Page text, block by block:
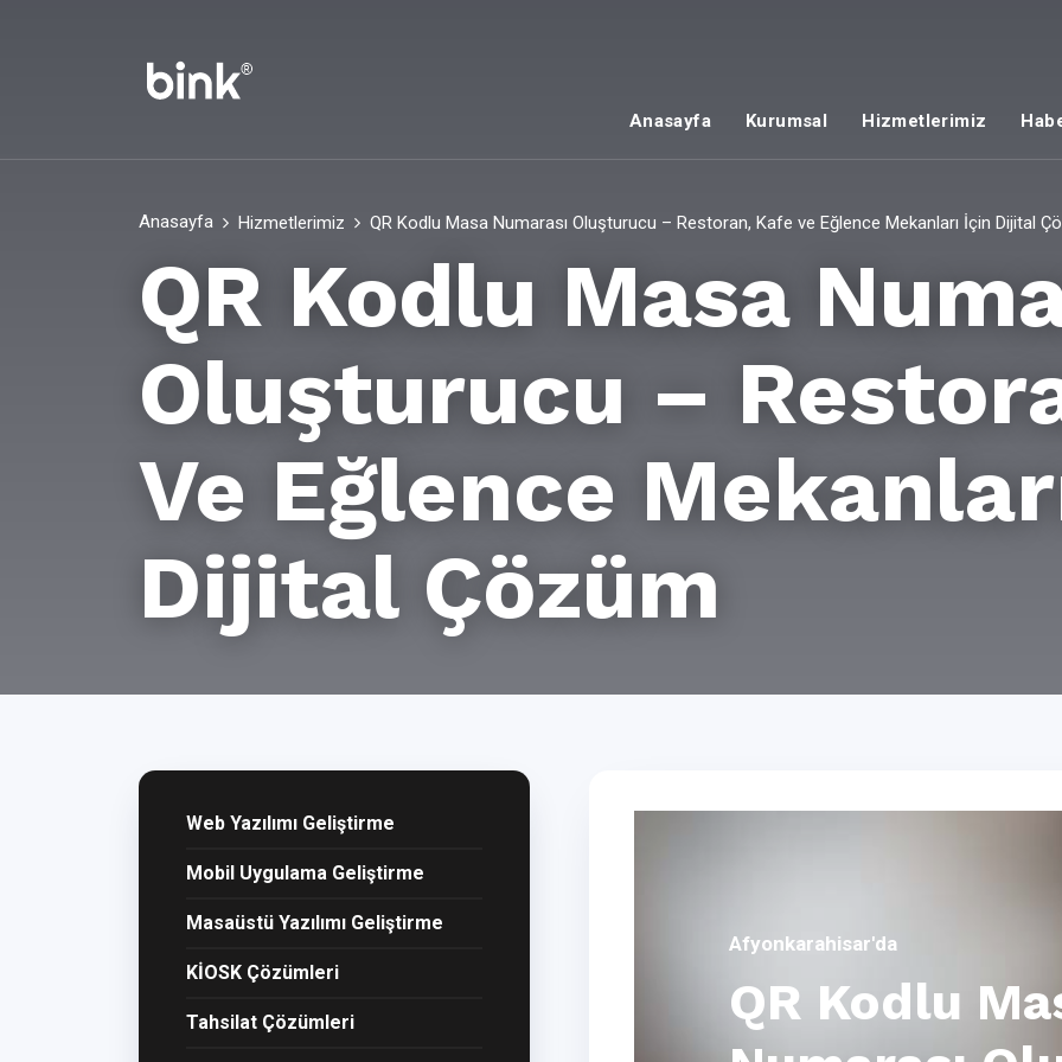
Anasayfa Kurumsal Hizmetlerimiz
Anasayfa Hizmetlerimiz QR Kodlu Masa Numarası Oluşturucu – Restoran, Kafe ve Eğlence Mekanları İçin Dijital
QR Kodlu Masa
Oluşturucu –
Ve Eğlence
Dijital Çözüm
Web Yazılımı Geliştirme
Mobil Uygulama Geliştirme
Masaüstü Yazılımı Geliştirme
KİOSK Çözümleri
Tahsilat Çözümleri
Afyonkarahisar'da
QR Kodlu